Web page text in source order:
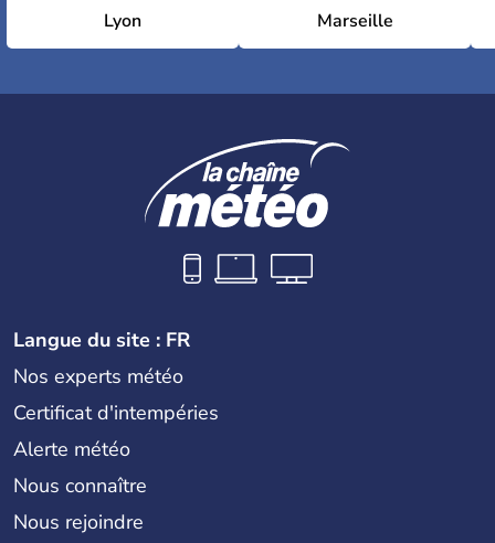
Lyon Marseille
Langue du site : FR
Nos experts météo
Certificat d'intempéries
Alerte météo
Nous connaître
Nous rejoindre